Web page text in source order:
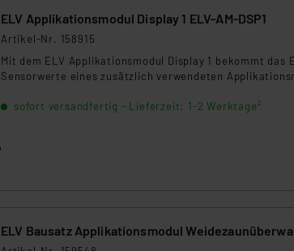
ELV Applikationsmodul Display 1 ELV-AM-DSP1
Artikel-Nr. 158915
Mit dem ELV Applikationsmodul Display 1 bekommt das
Sensorwerte eines zusätzlich verwendeten
sofort versandfertig - Lieferzeit: 1-2 Werktage²
ELV Bausatz Applikationsmodul